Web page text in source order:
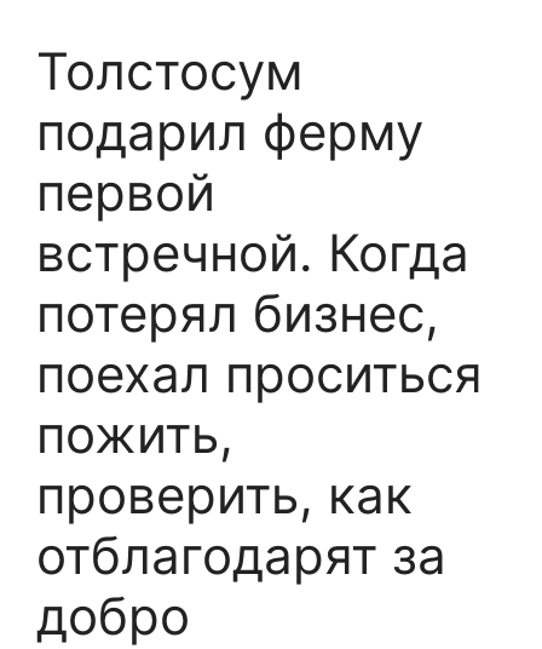
Толстосум
подарил ферму
первой
встречной. Когда
потерял бизнес,
поехал проситься
пожить,
проверить, как
отблагодарят за
добро